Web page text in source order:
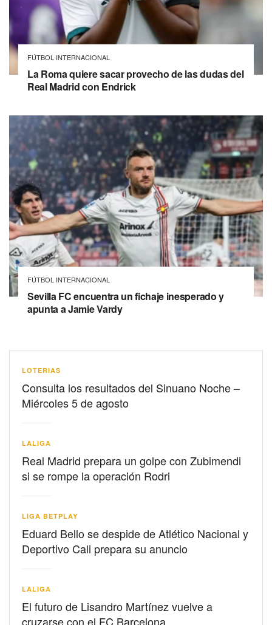
FÚTBOL INTERNACIONAL
La Roma quiere sacar provecho de las dudas del
Real Madrid con Endrick
FÚTBOL INTERNACIONAL
Sevilla FC encuentra un fichaje inesperado y
apunta a Jamie Vardy
LOTERIAS
Consulta los resultados del Sinuano Noche –
Miércoles 5 de agosto
LALIGA
Real Madrid prepara un golpe con Zubimendi
si se rompe la operación Rodri
LIGA BETPLAY
Eduard Bello se despide de Atlético Nacional y
Deportivo Cali prepara su anuncio
LALIGA
El futuro de Lisandro Martínez vuelve a
cruzarse con el FC Barcelona